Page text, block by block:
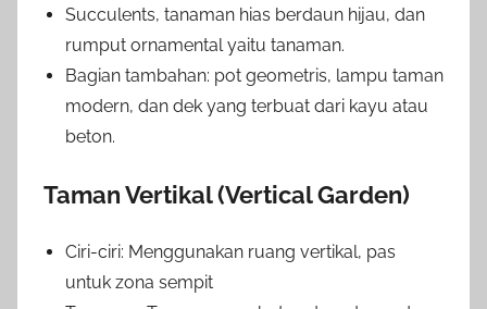
Succulents, tanaman hias berdaun hijau, dan
rumput ornamental yaitu tanaman.
Bagian tambahan: pot geometris, lampu taman
modern, dan dek yang terbuat dari kayu atau
beton.
Taman Vertikal (Vertical Garden)
Ciri-ciri: Menggunakan ruang vertikal, pas
untuk zona sempit